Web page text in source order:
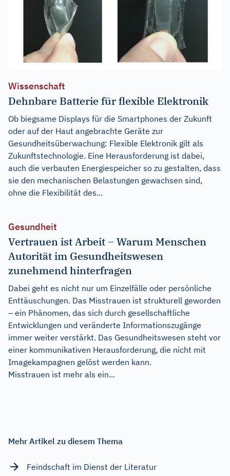
Wissenschaft
Dehnbare Batterie für flexible Elektronik
Ob biegsame Displays für die Smartphones der Zukunft
oder auf der Haut angebrachte Geräte zur
Gesundheitsüberwachung: Flexible Elektronik gilt als
Zukunftstechnologie. Eine Herausforderung ist dabei,
auch die verbauten Energiespeicher so zu gestalten, dass
sie den mechanischen Belastungen gewachsen sind,
ohne die Flexibilität des...
Gesundheit
Vertrauen ist Arbeit – Warum Menschen
Autorität im Gesundheitswesen
zunehmend hinterfragen
Dabei geht es nicht nur um Einzelfälle oder persönliche
Enttäuschungen. Das Misstrauen ist strukturell geworden
– ein Phänomen, das sich durch gesellschaftliche
Entwicklungen und veränderte Informationszugänge
immer weiter verstärkt. Das Gesundheitswesen steht vor
einer kommunikativen Herausforderung, die nicht mit
Imagekampagnen gelöst werden kann.
Misstrauen ist mehr als ein...
Mehr Artikel zu diesem Thema
Feindschaft im Dienst der Literatur